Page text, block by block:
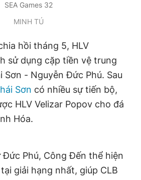
SEA Games 32
MINH TÚ
hồi tháng 5, HLV
sử dụng cặp tiền vệ trung
Sơn - Nguyễn Đức Phú. Sau
Sơn có nhiều sự tiến bộ,
HLV Velizar Popov cho đá
Hóa.
Phú, Công Đến thể hiện
giải hạng nhất, giúp CLB